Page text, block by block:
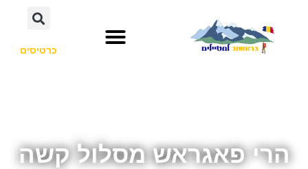
כרטיסים
הרי פאגראש מסלול קשה